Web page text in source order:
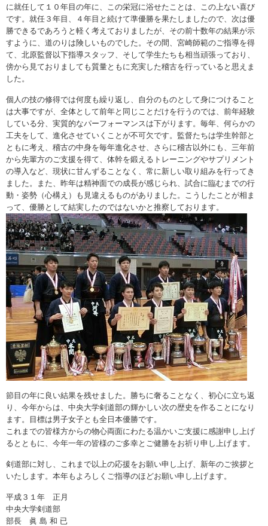
に就任して１０年目の年に、この栄冠に浴せたことは、この上ない喜び
です。就任３年目、４年目と続けて準優勝を果たしましたので、次は優
勝できるであろうと軽く考えておりましたが、その前十数年の結果が示
すように、道のりは険しいものでした。その間、宮崎師範のご指導を得
て、北原監督以下指導スタッフ、そして学生たちも相当頑張っており、
傍から見ておりましても質量ともに充実した稽古を行っていると思えま
した。
個人の技の修得では何度も繰り返し、自分のものとして身につけること
は大事ですが、全体として前年と同じことだけを行うのでは、前年経験
している分、実質的なパーフォーマンスは下がります。毎年、何らかの
工夫をして、進化させていくことが不可欠です。監督たちは学生幹部と
ともに考え、稽古の中身を毎年進化させ、さらに稽古以外にも、三年前
から先輩方のご支援を得て、体幹を鍛えるトレーニングやサプリメント
の導入など、現状に甘んずることなく、常に新しい取り組みを行ってき
ました。また、昨年は精神面での成長が感じられ、試合に臨むまでの行
動・姿勢（心構え）も見違えるものがありました。こうしたことが相ま
って、優勝として結実したのではないかと推察しております。
節目の年に良い結果を残せました。勝ちに奢ることなく、初心に立ち返
り、今年からは、中央大学剣道部の輝かしい次の歴史を作ることになり
ます。目標は男子女子とも全日本優勝です。
これまでの皆様方からの物心両面にわたる温かいご支援に感謝申し上げ
るとともに、今年一年の皆様のご多幸とご健勝をお祈り申し上げます。
剣道部に対し、これまで以上の応援をお願い申し上げ、新年のご挨拶と
いたします。本年もよろしくご指導のほどお願い申し上げます。
平成３１年 正月
中央大学剣道部
部長 眞 島 和 已